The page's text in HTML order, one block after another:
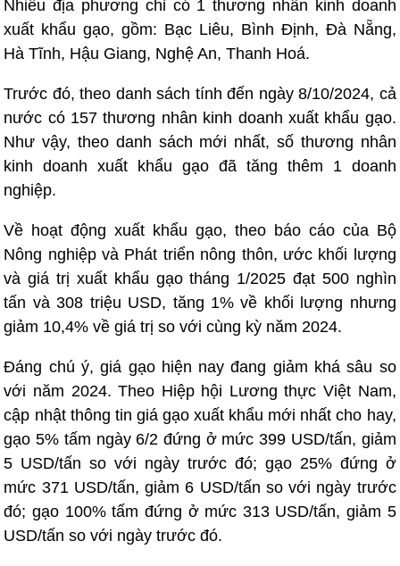
Nhiều địa phương chỉ có 1 thương nhân kinh doanh
xuất khẩu gạo, gồm: Bạc Liêu, Bình Định, Đà Nẵng,
Hà Tĩnh, Hậu Giang, Nghệ An, Thanh Hoá.
Trước đó, theo danh sách tính đến ngày 8/10/2024, cả
nước có 157 thương nhân kinh doanh xuất khẩu gạo.
Như vậy, theo danh sách mới nhất, số thương nhân
kinh doanh xuất khẩu gạo đã tăng thêm 1 doanh
nghiệp.
Về hoạt động xuất khẩu gạo, theo báo cáo của Bộ
Nông nghiệp và Phát triển nông thôn, ước khối lượng
và giá trị xuất khẩu gạo tháng 1/2025 đạt 500 nghìn
tấn và 308 triệu USD, tăng 1% về khối lượng nhưng
giảm 10,4% về giá trị so với cùng kỳ năm 2024.
Đáng chú ý, giá gạo hiện nay đang giảm khá sâu so
với năm 2024. Theo Hiệp hội Lương thực Việt Nam,
cập nhật thông tin giá gạo xuất khẩu mới nhất cho hay,
gạo 5% tấm ngày 6/2 đứng ở mức 399 USD/tấn, giảm
5 USD/tấn so với ngày trước đó; gạo 25% đứng ở
mức 371 USD/tấn, giảm 6 USD/tấn so với ngày trước
đó; gạo 100% tấm đứng ở mức 313 USD/tấn, giảm 5
USD/tấn so với ngày trước đó.